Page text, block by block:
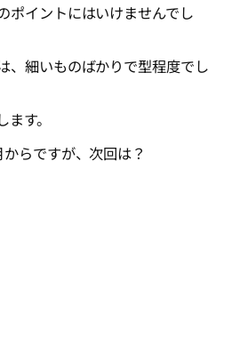
ポイントにはいけませんでし
、細いものばかりで型程度でし
す。
らですが、次回は？